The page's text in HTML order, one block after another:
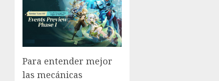
Para entender mejor
las mecánicas